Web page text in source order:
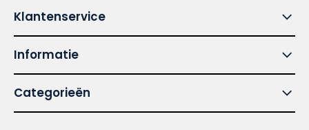
Klantenservice
Informatie
Categorieën